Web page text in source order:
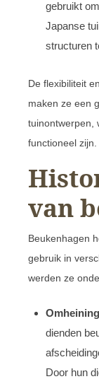
gebruikt
Japanse
structuren
De flexibiliteit
maken ze een
tuinontwerpen,
functioneel zijn.
van
Beukenhagen
gebruik in
werden ze
dienden
Door hun